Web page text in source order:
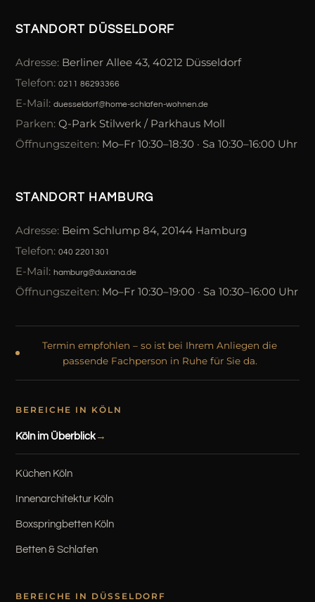
STANDORT DÜSSELDORF
Adresse: Berliner Allee 43, 40212 Düsseldorf
Telefon: 0211 86293366
E-Mail: duesseldorf@home-schlafen-wohnen.de
Parken: Q-Park Stilwerk / Parkhaus Moll
Öffnungszeiten: Mo–Fr 10:30–18:30 · Sa 10:30–16:00 Uhr
STANDORT HAMBURG
Adresse: Beim Schlump 84, 20144 Hamburg
Telefon: 040 2201301
E-Mail: hamburg@duxiana.de
Öffnungszeiten: Mo–Fr 10:30–19:00 · Sa 10:30–16:00 Uhr
Termin empfohlen – so ist bei Ihrem Anliegen die
passende Fachperson in Ruhe für Sie da.
BEREICHE IN KÖLN
Köln im Überblick
Küchen Köln
Innenarchitektur Köln
Boxspringbetten Köln
Betten & Schlafen
BEREICHE IN DÜSSELDORF